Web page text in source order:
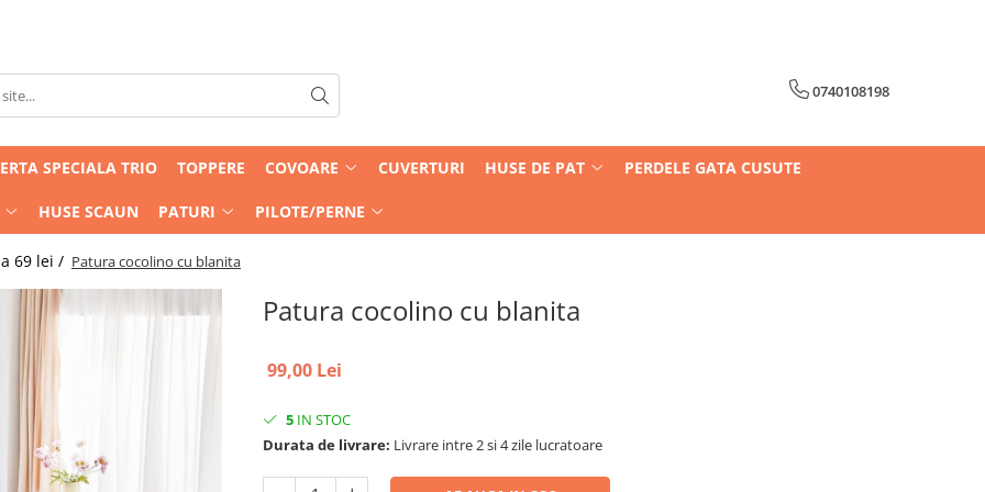
0740108198
SPECIALA TRIO TOPPERE COVOARE CUVERTURI HUSE DE PAT PERDELE GATA CUSUTE
HUSE SCAUN PATURI PILOTE/PERNE
69 lei / Patura cocolino cu blanita
Patura cocolino cu blanita
99,00 Lei
5 IN STOC
Durata de livrare: Livrare intre 2 si 4 zile lucratoare